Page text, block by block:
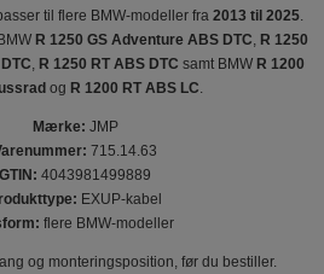
til flere BMW-modeller fra 2013 til 2025.
R 1250 GS Adventure ABS DTC R 1250
R 1250 RT ABS DTC samt BMW R 1200
og R 1200 RT ABS LC
Mærke: JMP
715.14.63
GTIN: 4043981499889
EXUP-kabel
flere BMW-modeller
og monteringsposition, før du bestiller.